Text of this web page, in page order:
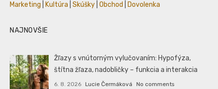
Marketing Kultúra Skúšky Obchod Dovolenka
NAJNOVŠIE
Žľazy s vnútorným vylučovaním: Hypofýza,
štítna žľaza, nadobličky – funkcia a interakcia
6. 8. 2026 Lucie Čermáková No comments